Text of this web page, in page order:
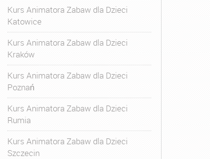
Kurs Animatora Zabaw dla Dzieci
Katowice
Kurs Animatora Zabaw dla Dzieci
Kraków
Kurs Animatora Zabaw dla Dzieci
Poznań
Kurs Animatora Zabaw dla Dzieci
Rumia
Kurs Animatora Zabaw dla Dzieci
Szczecin